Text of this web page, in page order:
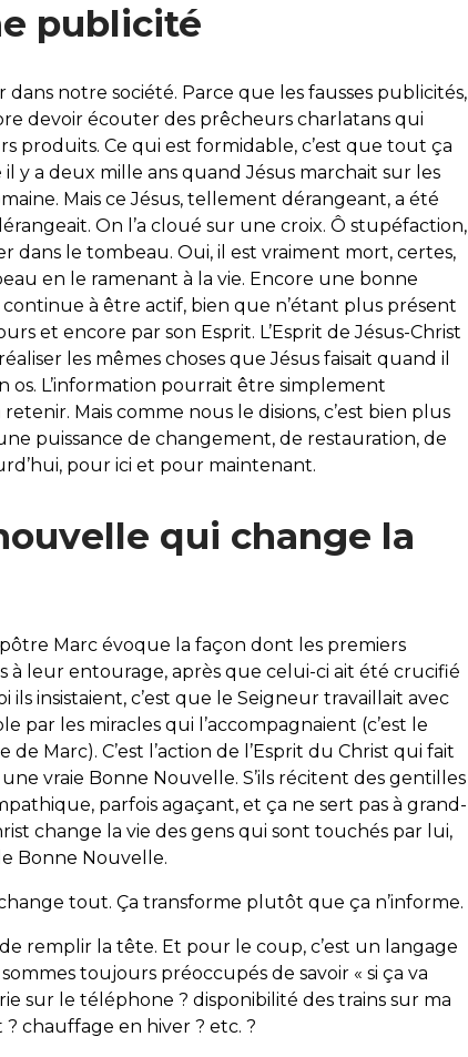
publicité
dans notre société. Parce que les fausses publicités,
devoir écouter des prêcheurs charlatans qui
produits. Ce qui est formidable, c’est que tout ça
il y a deux mille ans quand Jésus marchait sur les
Mais ce Jésus, tellement dérangeant, a été
On l’a cloué sur une croix. Ô stupéfaction,
dans le tombeau. Oui, il est vraiment mort, certes,
en le ramenant à la vie. Encore une bonne
continue à être actif, bien que n’étant plus présent
et encore par son Esprit. L’Esprit de Jésus-Christ
les mêmes choses que Jésus faisait quand il
os. L’information pourrait être simplement
Mais comme nous le disions, c’est bien plus
puissance de changement, de restauration, de
pour ici et pour maintenant.
qui change la
Marc évoque la façon dont les premiers
à leur entourage, après que celui-ci ait été crucifié
ils insistaient, c’est que le Seigneur travaillait avec
par les miracles qui l’accompagnaient (c’est le
Marc). C’est l’action de l’Esprit du Christ qui fait
vraie Bonne Nouvelle. S’ils récitent des gentilles
parfois agaçant, et ça ne sert pas à grand-
change la vie des gens qui sont touchés par lui,
Bonne Nouvelle.
tout. Ça transforme plutôt que ça n’informe.
remplir la tête. Et pour le coup, c’est un langage
toujours préoccupés de savoir « si ça va
sur le téléphone ? disponibilité des trains sur ma
chauffage en hiver ? etc. ?